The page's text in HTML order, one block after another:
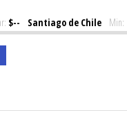
$-- Santiago de Chile Min: